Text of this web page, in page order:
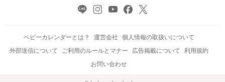
ベビーカレンダーとは？ 運営会社 個人情報の取扱いについて
外部送信について
ご利用のルールとマナー 広告掲載について 利用規約
お問い合わせ